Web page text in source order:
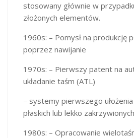
stosowany głównie w
złożonych elementów.
1960s: – Pomysł na produkcję
poprzez nawijanie
1970s: – Pierwszy patent na
układanie taśm (ATL)
– systemy pierwszego
płaskich lub lekko zakrzywionych
1980s: – Opracowanie